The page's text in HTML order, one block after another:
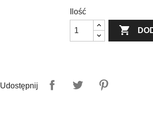
Ilość

Udostępnij